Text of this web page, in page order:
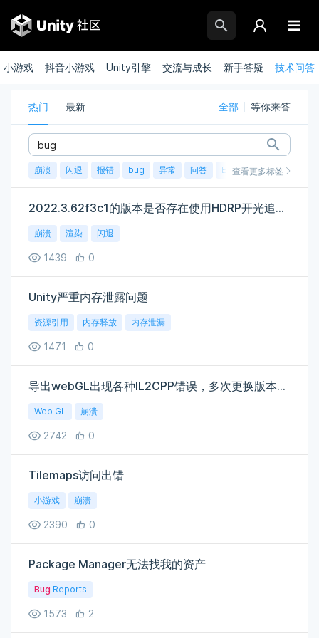
小游戏 抖音小游戏 Unity引擎 交流与成长 新手答疑 技术问答
热门 最新 全部 等你来答
崩溃 闪退 报错 bug 异常 问答 Error查看更多标签
2022.3.62f3c1的版本是否存在使用HDRP开光追导致显存溢出闪退的
崩溃 渲染 闪退
1439 0
Unity严重内存泄露问题
资源引用 内存释放 内存泄漏
1471 0
导出webGL出现各种IL2CPP错误，多次更换版本无果
Web GL 崩溃
2742 0
Tilemaps访问出错
小游戏 崩溃
2390 0
Package Manager无法找我的资产
Bug Reports
1573 2